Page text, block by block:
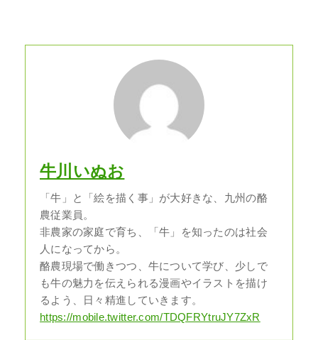
牛川いぬお
「牛」と「絵を描く事」が大好きな、九州の酪
農従業員。
非農家の家庭で育ち、「牛」を知ったのは社会
人になってから。
酪農現場で働きつつ、牛について学び、少しで
も牛の魅力を伝えられる漫画やイラストを描け
るよう、日々精進していきます。
https://mobile.twitter.com/TDQFRYtruJY7ZxR